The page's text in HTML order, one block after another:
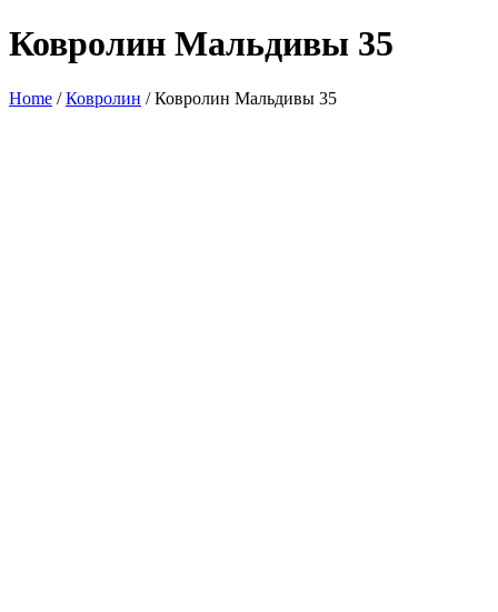
Ковролин Мальдивы 35
Home /Ковролин / Ковролин Мальдивы 35